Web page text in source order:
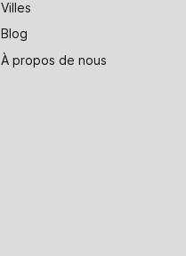
Villes
Blog
À propos de nous